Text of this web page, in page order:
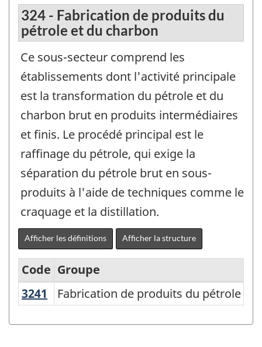
324 - Fabrication de produits du
pétrole et du charbon
Ce sous-secteur comprend les
établissements dont l'activité principale
est la transformation du pétrole et du
charbon brut en produits intermédiaires
et finis. Le procédé principal est le
raffinage du pétrole, qui exige la
séparation du pétrole brut en sous-
produits à l'aide de techniques comme le
craquage et la distillation.
Afficher les définitions Afficher la structure
Système
Code Groupe
3241
Fabrication de produits du pétrole
Fabrication de produits du pétrole et